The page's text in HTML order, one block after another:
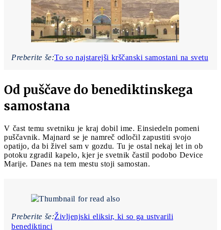
Preberite še:To so najstarejši krščanski samostani na svetu
Od puščave do benediktinskega
samostana
V čast temu svetniku je kraj dobil ime. Einsiedeln pomeni
puščavnik. Majnard se je namreč odločil zapustiti svojo
opatijo, da bi živel sam v gozdu. Tu je ostal nekaj let in ob
potoku zgradil kapelo, kjer je svetnik častil podobo Device
Marije. Danes na tem mestu stoji samostan.
Preberite še:Življenjski eliksir, ki so ga ustvarili
benediktinci